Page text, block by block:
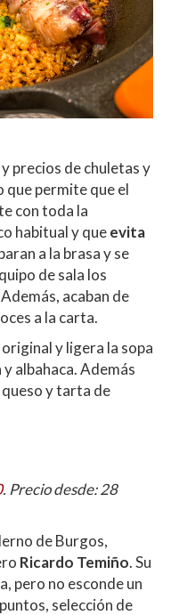
precios de chuletas y
que permite que el
con toda la
habitual y queevita
a la brasa y se
de sala los
acaban de
a la carta.
y ligera la sopa
albahaca. Además
y tarta de
. Precio desde: 28
de Burgos,
Ricardo Temiño. Su
pero no esconde un
selección de